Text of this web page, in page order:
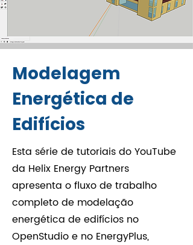
Modelagem
Energética de
Edifícios
Esta série de tutoriais do YouTube
da Helix Energy Partners
apresenta o fluxo de trabalho
completo de modelação
energética de edifícios no
OpenStudio e no EnergyPlus,